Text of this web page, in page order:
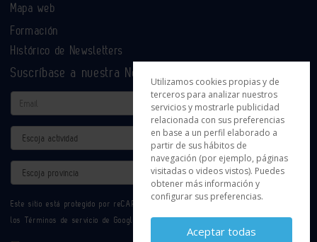
Mapa web
Formación
Histórico de Newsletters
Suscríbase a nuestra Newsletter
Email
Actividad
Provincia
Este sitio está protegido por reCAPTCHA y se aplican la
los Términos de servicio de Google.
Utilizamos cookies propias y de
terceros para analizar nuestros
servicios y mostrarle publicidad
relacionada con sus preferencias
en base a un perfil elaborado a
partir de sus hábitos de
navegación (por ejemplo, páginas
visitadas o videos vistos). Puedes
obtener más información y
configurar sus preferencias.
Aceptar todas